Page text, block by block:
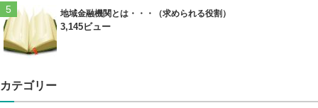
地域金融機関とは・・・（求められる役割）
3,145ビュー
カテゴリー